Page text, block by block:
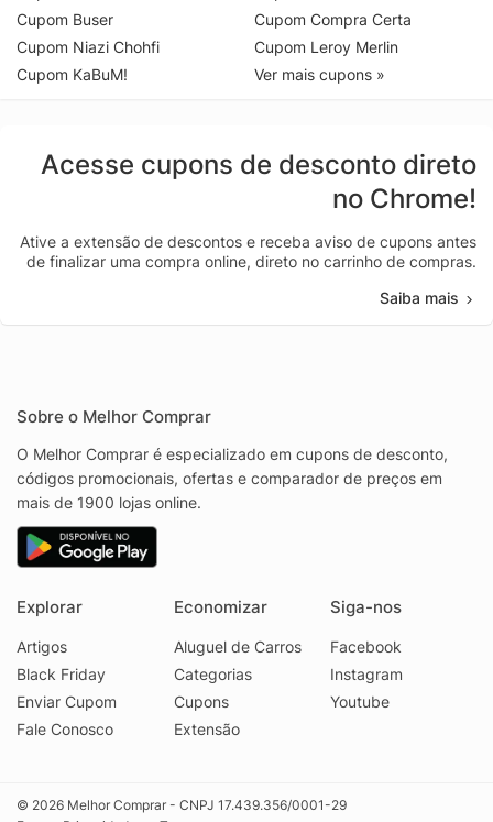
Cupom Buser
Cupom Niazi Chohfi
Cupom KaBuM!
Cupom Compra Certa
Cupom Leroy Merlin
Ver mais cupons »
Acesse cupons de desconto direto
no Chrome!
Ative a extensão de descontos e receba aviso de cupons antes
de finalizar uma compra online, direto no carrinho de compras.
Saiba mais
Sobre o Melhor Comprar
O Melhor Comprar é especializado em cupons de desconto,
códigos promocionais, ofertas e comparador de preços em
mais de 1900 lojas online.
Explorar
Artigos
Black Friday
Enviar Cupom
Fale Conosco
Economizar
Aluguel de Carros
Categorias
Cupons
Extensão
Siga-nos
Facebook
Instagram
Youtube
© 2026 Melhor Comprar - CNPJ 17.439.356/0001-29